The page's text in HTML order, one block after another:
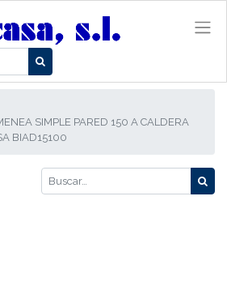
SIMPLE PARED 150 A CALDERA
BIAD15100